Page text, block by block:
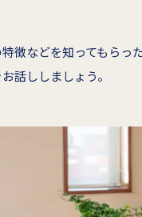
徴などを知ってもら
話ししましょう。